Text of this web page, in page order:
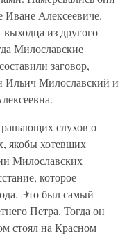
Иване Алексеевиче.
из другого
Милославские
заговор,
Ильич Милославский и
слухов о
якобы хотевших
Милославских
которое
Это был самый
Петра. Тогда он
стоял на Красном